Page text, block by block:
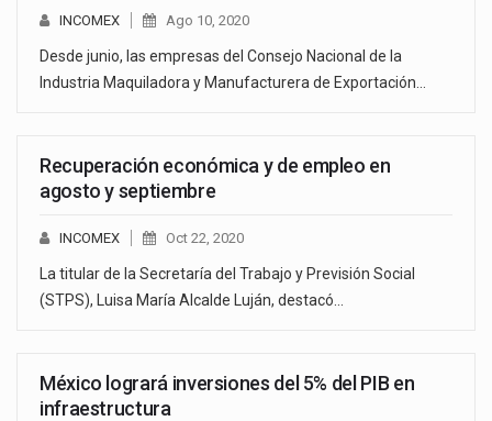
INCOMEX Ago 10, 2020
Desde junio, las empresas del Consejo Nacional de la
Industria Maquiladora y Manufacturera de Exportación…
Recuperación económica y de empleo en
agosto y septiembre
INCOMEX Oct 22, 2020
La titular de la Secretaría del Trabajo y Previsión Social
(STPS), Luisa María Alcalde Luján, destacó…
México logrará inversiones del 5% del PIB en
infraestructura